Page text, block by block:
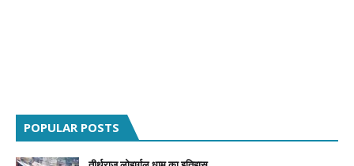
POPULAR POSTS